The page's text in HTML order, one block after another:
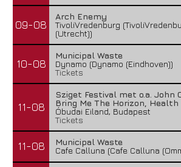
09-08
Arch Enemy
TivoliVredenburg
(Utrecht))
10-08
Municipal Waste
Dynamo (Dynamo (Eindhoven))
Tickets
11-08
Sziget Festival met o.a. John
Bring Me The Horizon, Health
Óbudai Eiland, Budapest
Tickets
11-08
Municipal Waste
Cafe Calluna (Cafe Calluna